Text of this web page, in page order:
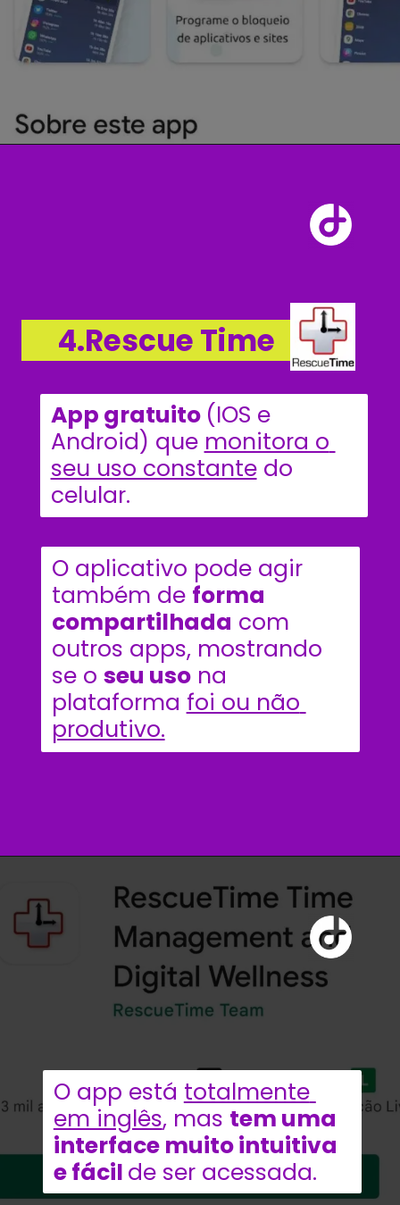
naturally.
4.Rescue Time
App gratuito (IOS e
Android) que monitora o
seu uso constante do
celular.
O aplicativo pode agir
também de forma
compartilhada com
outros apps, mostrando
se o seu uso na
plataforma foi ou não
produtivo.
O app está totalmente
em inglês, mas tem uma
interface muito intuitiva
e fácil de ser acessada.